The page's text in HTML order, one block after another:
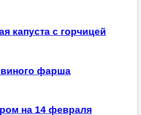
капуста с горчицей
фарша
на 14 февраля